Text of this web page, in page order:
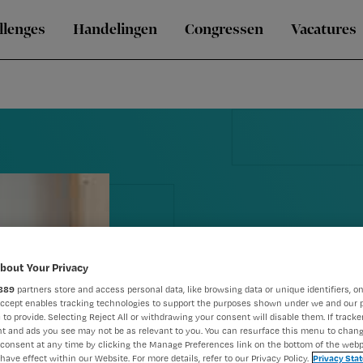
Handelingen Congressen Vacatures
dialoog te
Your Privacy
partners store and access personal data, like browsing data or unique identifiers,
enables tracking technologies to support the purposes shown under we and our
to provide. Selecting Reject All or withdrawing your consent will disable them. If
and ads you see may not be as relevant to you. You can resurface this menu to
at any time by clicking the Manage Preferences link on the bottom of the
effect within our Website. For more details, refer to our Privacy Policy. Privacy